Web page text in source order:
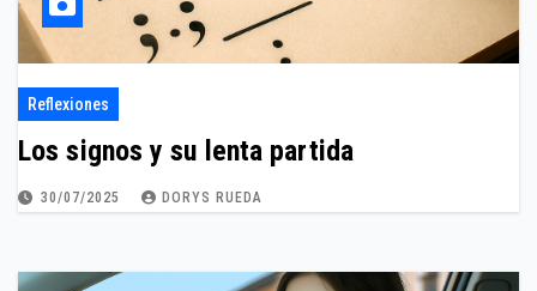
Reflexiones
Los signos y su lenta partida
30/07/2025 DORYS RUEDA